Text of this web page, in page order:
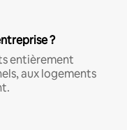
?
entièrement
aux logements